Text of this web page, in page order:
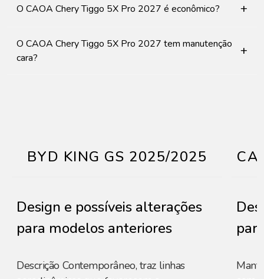
O CAOA Chery Tiggo 5X Pro 2027 é econômico? +
O CAOA Chery Tiggo 5X Pro 2027 tem manutenção
cara?
+
BYD KING GS 2025/2025
Design e possíveis alterações
para modelos anteriores
Descrição Contemporâneo, traz linhas